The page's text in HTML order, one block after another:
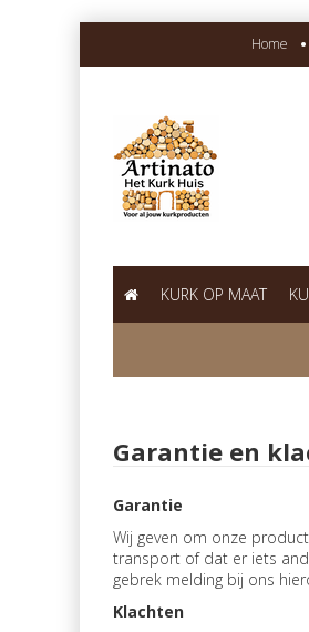
Home
KURK OP MAAT
Garantie en
Garantie
Wij geven om onze
transport of dat er iets
gebrek melding bij ons
Klachten